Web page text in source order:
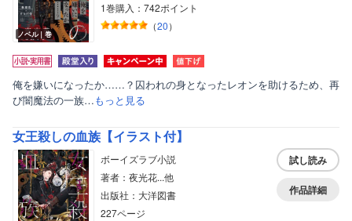
ノベル｜巻
1巻購入：742ポイント
（20）
俺を嫌いになったか……？囚われの身となったレオンを助けるため、再
び闇魔法の一族…もっと見る
女王殺しの血族【イラスト付】
ボーイズラブ小説
著者：夜光花...他
出版社：大洋図書
227ページ
試し読み
作品詳細